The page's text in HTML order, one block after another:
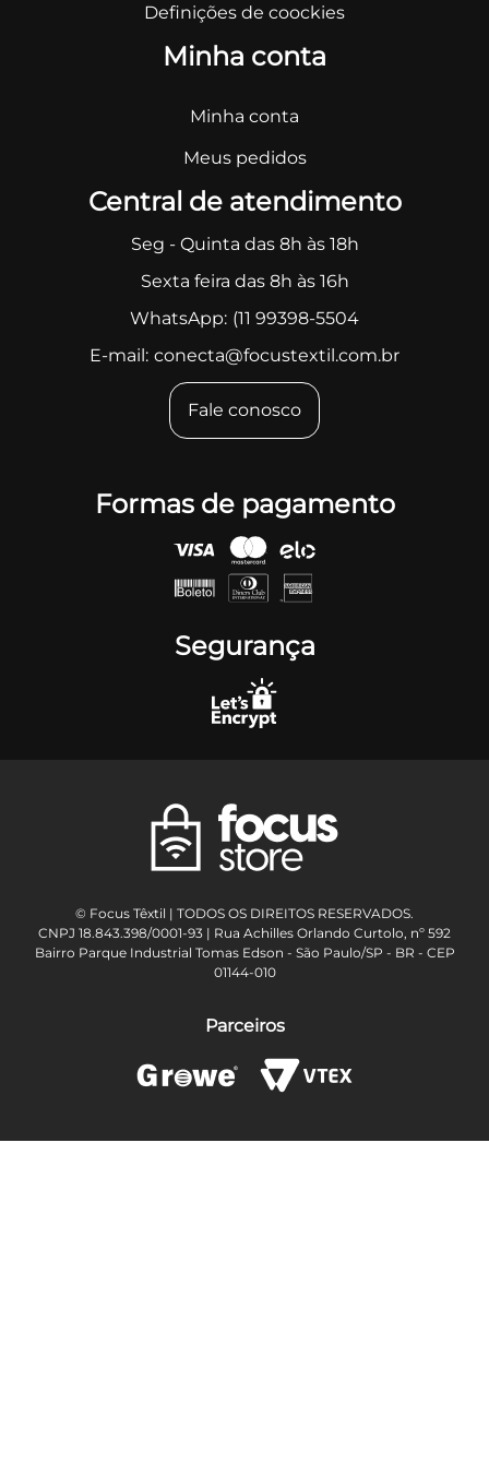
Definições de coockies
Minha conta
Minha conta
Meus pedidos
Central de atendimento
Seg - Quinta das 8h às 18h
Sexta feira das 8h às 16h
WhatsApp: (11 99398-5504
E-mail: conecta@focustextil.com.br
Fale conosco
Formas de pagamento
Segurança
© Focus Têxtil | TODOS OS DIREITOS RESERVADOS.
CNPJ 18.843.398/0001-93 | Rua Achilles Orlando Curtolo, nº 592
Bairro Parque Industrial Tomas Edson - São Paulo/SP - BR - CEP
01144-010
Parceiros